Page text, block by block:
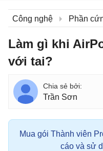
Công nghệ Phần
Làm gì khi
với tai?
Trần Sơn
Mua gói Thành viên
cáo và sử